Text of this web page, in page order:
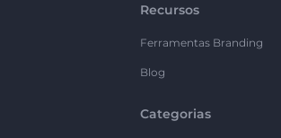
Recursos
Ferramentas Branding
Blog
Categorias